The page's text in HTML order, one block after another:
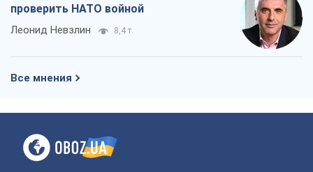
проверить НАТО войной
Леонид Невзлин 8,4 т.
Все мнения